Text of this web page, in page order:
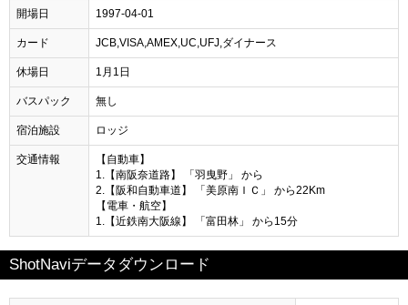
開場日 1997-04-01
カード JCB,VISA,AMEX,UC,UFJ,ダイナース
休場日 1月1日
バスパック 無し
宿泊施設 ロッジ
交通情報
【自動車】
1.【南阪奈道路】 「羽曳野」 から
2.【阪和自動車道】 「美原南ＩＣ」 から22Km
【電車・航空】
1.【近鉄南大阪線】 「富田林」 から15分
ShotNaviデータダウンロード